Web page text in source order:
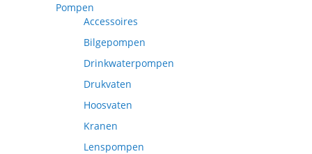
Pompen
Accessoires
Bilgepompen
Drinkwaterpompen
Drukvaten
Hoosvaten
Kranen
Lenspompen